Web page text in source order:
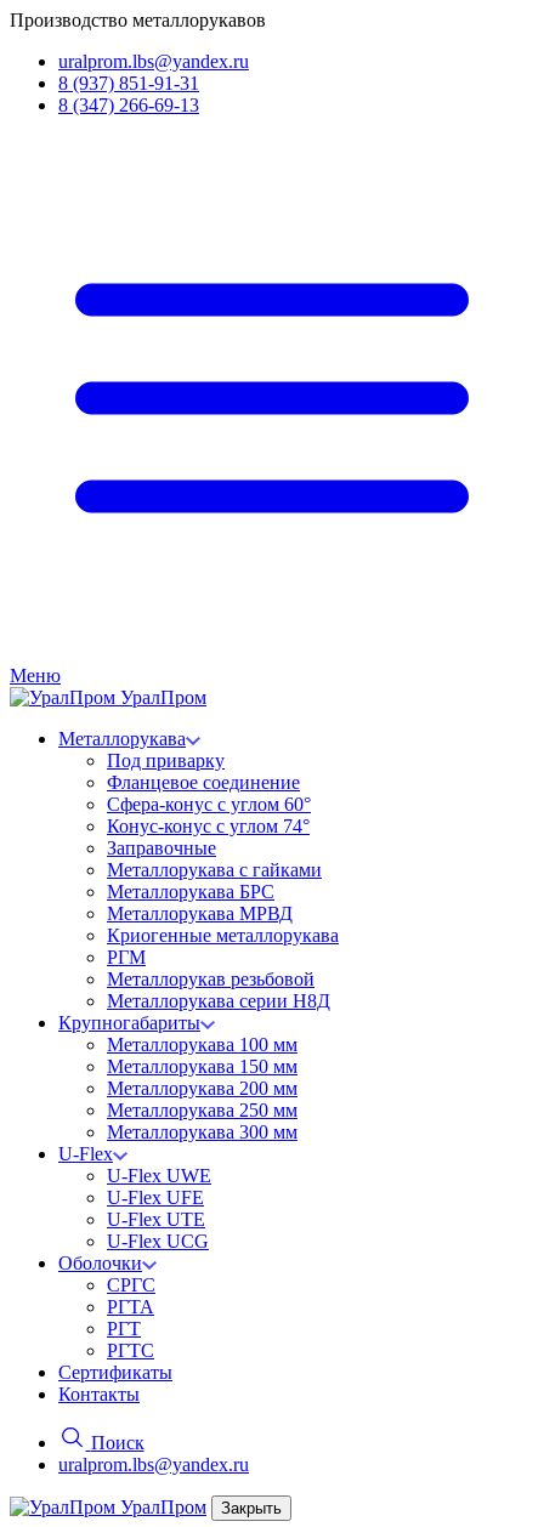
Производство металлорукавов
uralprom.lbs@yandex.ru
8 (937) 851‑91‑31
8 (347) 266‑69‑13
Меню
УралПром
Металлорукава
Под приварку
Фланцевое соединение
Сфера-конус с углом 60°
Конус-конус с углом 74°
Заправочные
Металлорукава с гайками
Металлорукава БРС
Металлорукава МРВД
Криогенные металлорукава
РГМ
Металлорукав резьбовой
Металлорукава серии Н8Д
Крупногабариты
Металлорукава 100 мм
Металлорукава 150 мм
Металлорукава 200 мм
Металлорукава 250 мм
Металлорукава 300 мм
U-Flex
U-Flex UWE
U-Flex UFE
U-Flex UTE
U-Flex UCG
Оболочки
СРГС
РГТА
РГТ
РГТС
Сертификаты
Контакты
Поиск
uralprom.lbs@yandex.ru
УралПром Закрыть